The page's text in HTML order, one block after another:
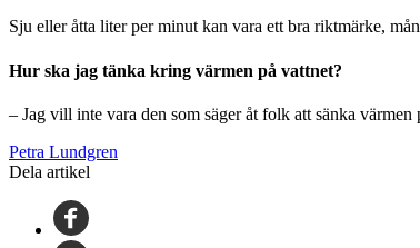
Sju eller åtta liter per minut kan vara ett bra riktmärke,
Hur ska jag tänka kring värmen på vattnet?
– Jag vill inte vara den som säger åt folk att sänka
Petra Lundgren
Dela artikel